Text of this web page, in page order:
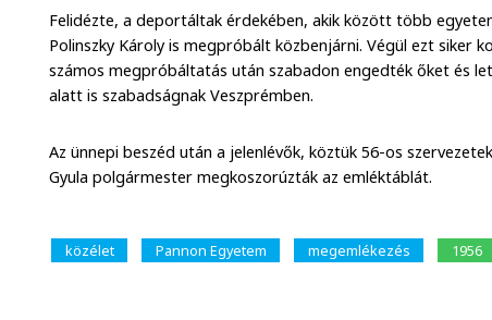
Felidézte, a deportáltak érdekében, akik között több
Polinszky Károly is megpróbált közbenjárni. Végül ezt siker
számos megpróbáltatás után szabadon engedték őket és
alatt is szabadságnak Veszprémben.
Az ünnepi beszéd után a jelenlévők, köztük 56-os
Gyula polgármester megkoszorúzták az emléktáblát.
közélet Pannon Egyetem megemlékezés 1956